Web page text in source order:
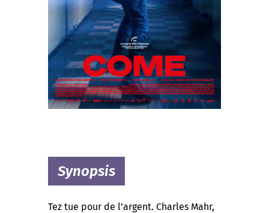
Synopsis
Tez tue pour de l’argent. Charles Mahr,